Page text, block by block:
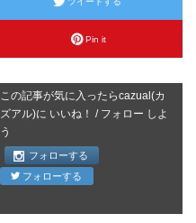
Pin it
この記事が気に入ったらcazual(カ
ズアル)に いいね！ / フォロー しよ
う
フォローする
フォローする